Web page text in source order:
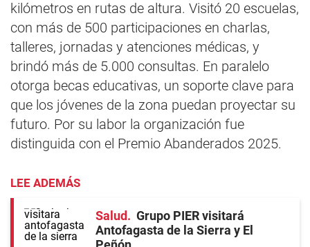
kilómetros en rutas de altura. Visitó 20 escuelas,
con más de 500 participaciones en charlas,
talleres, jornadas y atenciones médicas, y
brindó más de 5.000 consultas. En paralelo
otorga becas educativas, un soporte clave para
que los jóvenes de la zona puedan proyectar su
futuro. Por su labor la organización fue
distinguida con el Premio Abanderados 2025.
LEE ADEMÁS
Salud
Grupo PIER visitará
Antofagasta de la Sierra y El